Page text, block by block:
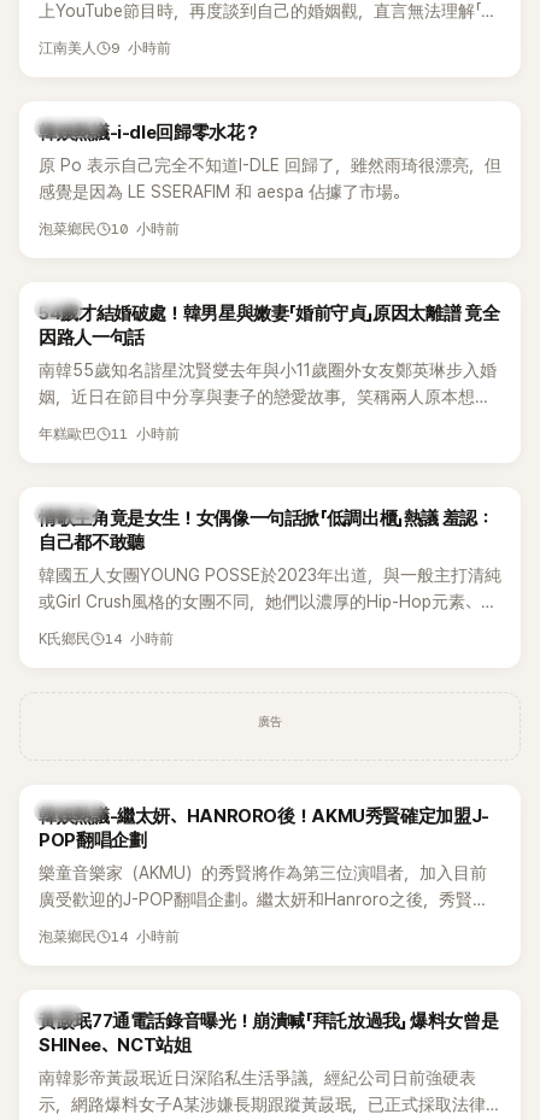
上YouTube節目時，再度談到自己的婚姻觀，直言無法理解「連
另一半的口臭、便便臭都要愛」這種說法，更大方表明自己是不
江南美人 9 小時前
熱議討論
韓娛熱議-i-dle回歸零水花？
原 Po 表示自己完全不知道I-DLE 回歸了，雖然雨琦很漂亮，但
感覺是因為 LE SSERAFIM 和 aespa 佔據了市場。
泡菜鄉民 10 小時前
韓星
54歲才結婚破處！韓男星與嫩妻「婚前守貞」原因太離譜 竟全
因路人一句話
南韓55歲知名諧星沈賢燮去年與小11歲圈外女友鄭英琳步入婚
姻，近日在節目中分享與妻子的戀愛故事，笑稱兩人原本想享
受兩人世界，沒想到站在飯店門口時竟被路人認出，還一路替
年糕歐巴 11 小時前
K-POP
情歌主角竟是女生！女偶像一句話掀「低調出櫃」熱議 羞認：
自己都不敢聽
韓國五人女團YOUNG POSSE於2023年出道，與一般主打清純
或Girl Crush風格的女團不同，她們以濃厚的Hip-Hop元素、自
創Rap及成員親自參與創作為特色，MV也融入美式街頭、塗
K氏鄉民 14 小時前
廣告
熱議討論
韓娛熱議-繼太妍、HANRORO後！AKMU秀賢確定加盟J-
POP翻唱企劃
樂童音樂家（AKMU）的秀賢將作為第三位演唱者，加入目前
廣受歡迎的J-POP翻唱企劃。繼太妍和Hanroro之後，秀賢已
獲選為第三首翻唱歌曲的主唱，並於近期完成錄音。
泡菜鄉民 14 小時前
韓星
黃晸珉77通電話錄音曝光！崩潰喊「拜託放過我」 爆料女曾是
SHINee、NCT站姐
南韓影帝黃晸珉近日深陷私生活爭議，經紀公司日前強硬表
示，網路爆料女子A某涉嫌長期跟蹤黃晸珉，已正式採取法律